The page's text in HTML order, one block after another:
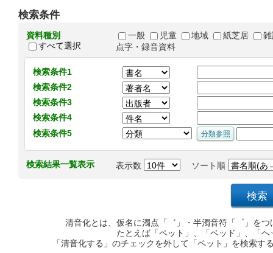
検索条件
資料種別
すべて選択
一般 児童 地域 紙芝居
点字・録音資料
検索条件1
検索条件2
検索条件3
検索条件4
検索条件5
検索結果一覧表示 表示数 ソート順
清音化とは、仮名に濁点「゛」・半濁音符「゜」を
たとえば「ペット」、「ベッド」、「
「清音化する」のチェックを外して「ペット」を検索